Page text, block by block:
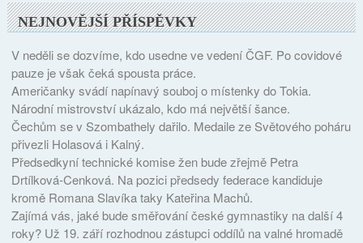
NEJNOVĚJŠÍ PŘÍSPĚVKY
V neděli se dozvíme, kdo usedne ve vedení ČGF. Po covidové
pauze je však čeká spousta práce.
Američanky svádí napínavý souboj o místenky do Tokia.
Národní mistrovství ukázalo, kdo má největší šance.
Čechům se v Szombathely dařilo. Medaile ze Světového poháru
přivezli Holasová i Kalný.
Předsedkyní technické komise žen bude zřejmě Petra
Drtílková-Cenková. Na pozici předsedy federace kandiduje
kromě Romana Slavíka taky Kateřina Machů.
Zajímá vás, jaké bude směřování české gymnastiky na další 4
roky? Už 19. září rozhodnou zástupci oddílů na valné hromadě